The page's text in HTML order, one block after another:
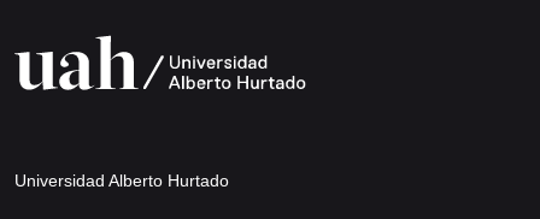
Universidad Alberto Hurtado